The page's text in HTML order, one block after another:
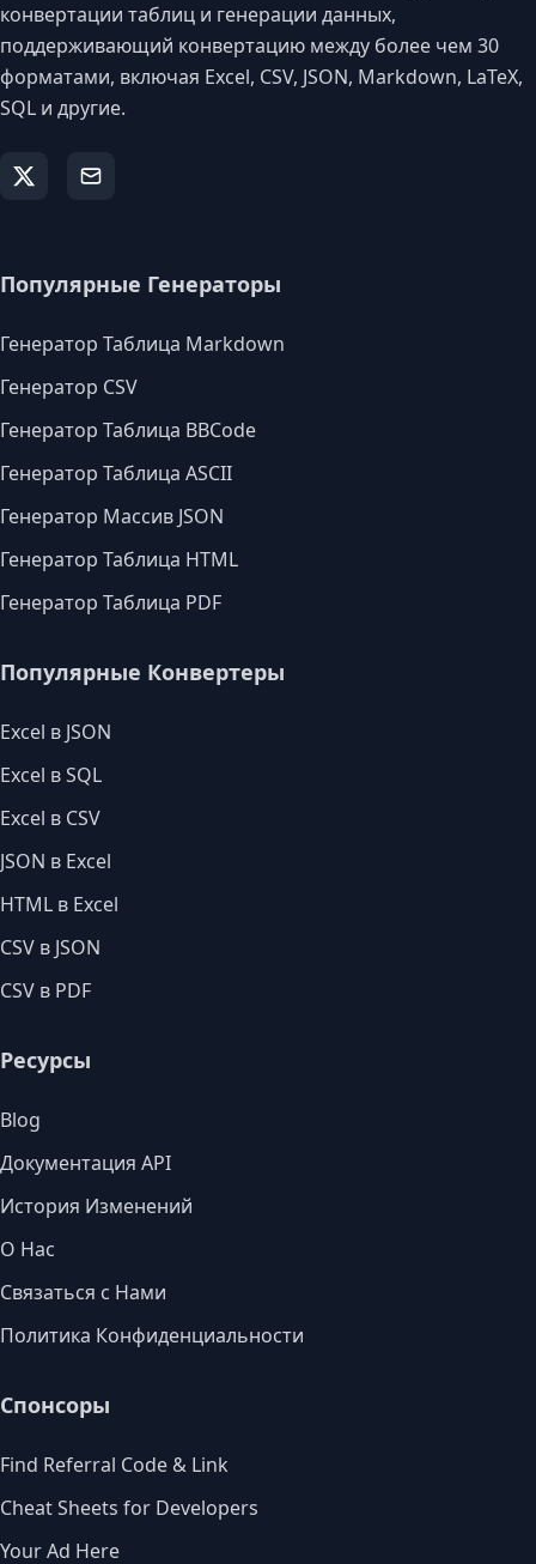
конвертации таблиц и генерации данных,
поддерживающий конвертацию между более чем 30
форматами, включая Excel, CSV, JSON, Markdown, LaTeX,
SQL и другие.
Популярные Генераторы
Генератор Таблица Markdown
Генератор CSV
Генератор Таблица BBCode
Генератор Таблица ASCII
Генератор Массив JSON
Генератор Таблица HTML
Генератор Таблица PDF
Популярные Конвертеры
Excel в JSON
Excel в SQL
Excel в CSV
JSON в Excel
HTML в Excel
CSV в JSON
CSV в PDF
Ресурсы
Blog
Документация API
История Изменений
О Нас
Связаться с Нами
Политика Конфиденциальности
Спонсоры
Find Referral Code & Link
Cheat Sheets for Developers
Your Ad Here